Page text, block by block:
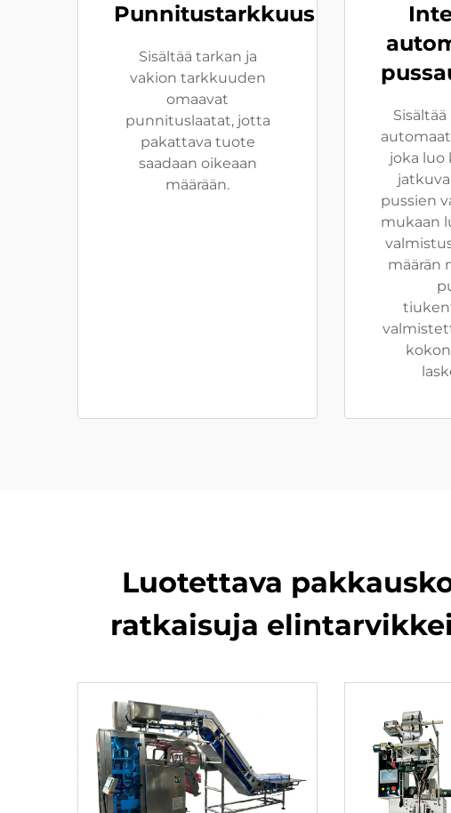
Punnitustarkkuus
Sisältää tarkan ja
vakion tarkkuuden
omaavat
punnituslaatat, jotta
pakattava tuote
saadaan oikeaan
määrään.
joka luo
pussien
mukaan
määrän
Luotettava
ratkaisuja